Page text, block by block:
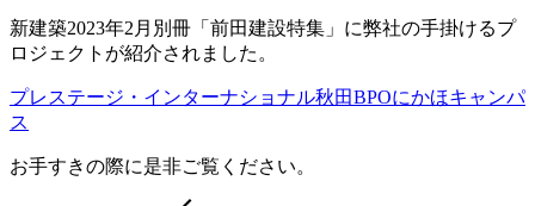
新建築2023年2月別冊「前田建設特集」に弊社の手掛けるプ
ロジェクトが紹介されました。
プレステージ・インターナショナル秋田BPOにかほキャンパ
ス
お手すきの際に是非ご覧ください。